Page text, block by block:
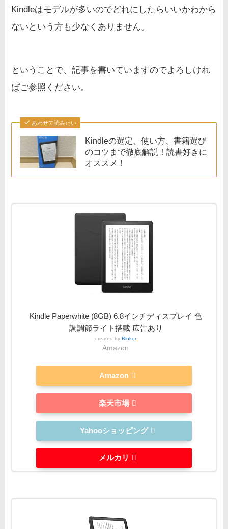
Kindleはモデルが多いのでどれにしたらいいかわから
ないという方も少なくありません。
ということで、記事を書いていますのでよろしけれ
ばご参照ください。
あわせて読みたい
Kindleの選定、使い方、書籍選び
のコツまで徹底解説！読書好きに
オススメ！
Kindle Paperwhite (8GB) 6.8インチディスプレイ 色
調調節ライト搭載 広告あり
created by Rinker
Amazon
Amazon
楽天市場
Yahooショッピング
メルカリ